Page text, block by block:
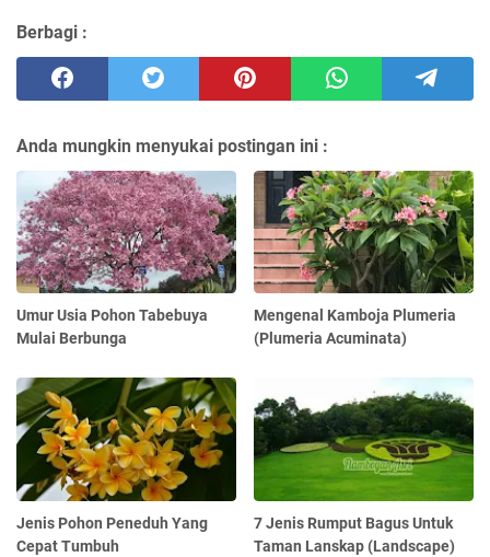
Berbagi :
Anda mungkin menyukai postingan ini :
Umur Usia Pohon Tabebuya
Mulai Berbunga
Mengenal Kamboja Plumeria
(Plumeria Acuminata)
Jenis Pohon Peneduh Yang
Cepat Tumbuh
7 Jenis Rumput Bagus Untuk
Taman Lanskap (Landscape)